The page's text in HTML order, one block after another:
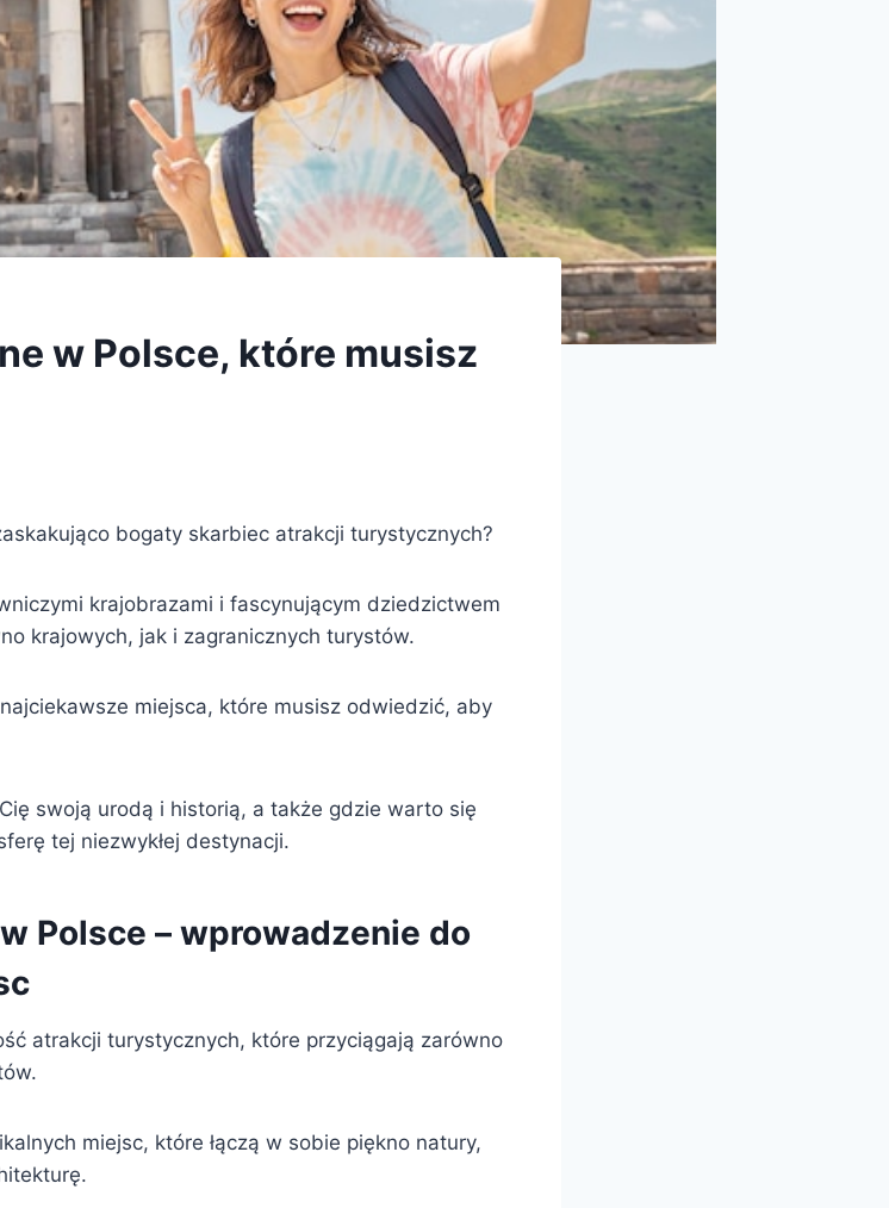
w Polsce, które musisz
bogaty skarbiec atrakcji turystycznych?
krajobrazami i fascynującym dziedzictwem
krajowych, jak i zagranicznych turystów.
miejsca, które musisz odwiedzić, aby
swoją urodą i historią, a także gdzie warto się
tej niezwykłej destynacji.
Polsce – wprowadzenie do
atrakcji turystycznych, które przyciągają zarówno
miejsc, które łączą w sobie piękno natury,